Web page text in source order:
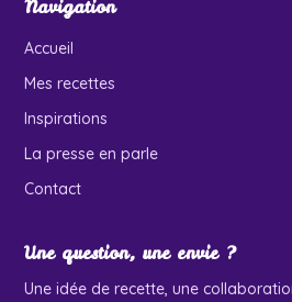
Navigation
Accueil
Mes recettes
Inspirations
La presse en parle
Contact
Une question, une envie ?
Une idée de recette, une